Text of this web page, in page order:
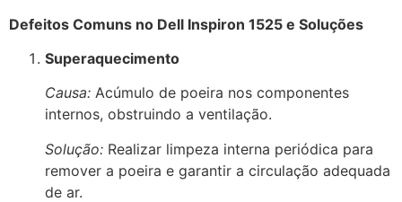
Defeitos Comuns no Dell Inspiron 1525 e Soluções
Superaquecimento
Causa: Acúmulo de poeira nos componentes
internos, obstruindo a ventilação.
Solução: Realizar limpeza interna periódica para
remover a poeira e garantir a circulação adequada
de ar.